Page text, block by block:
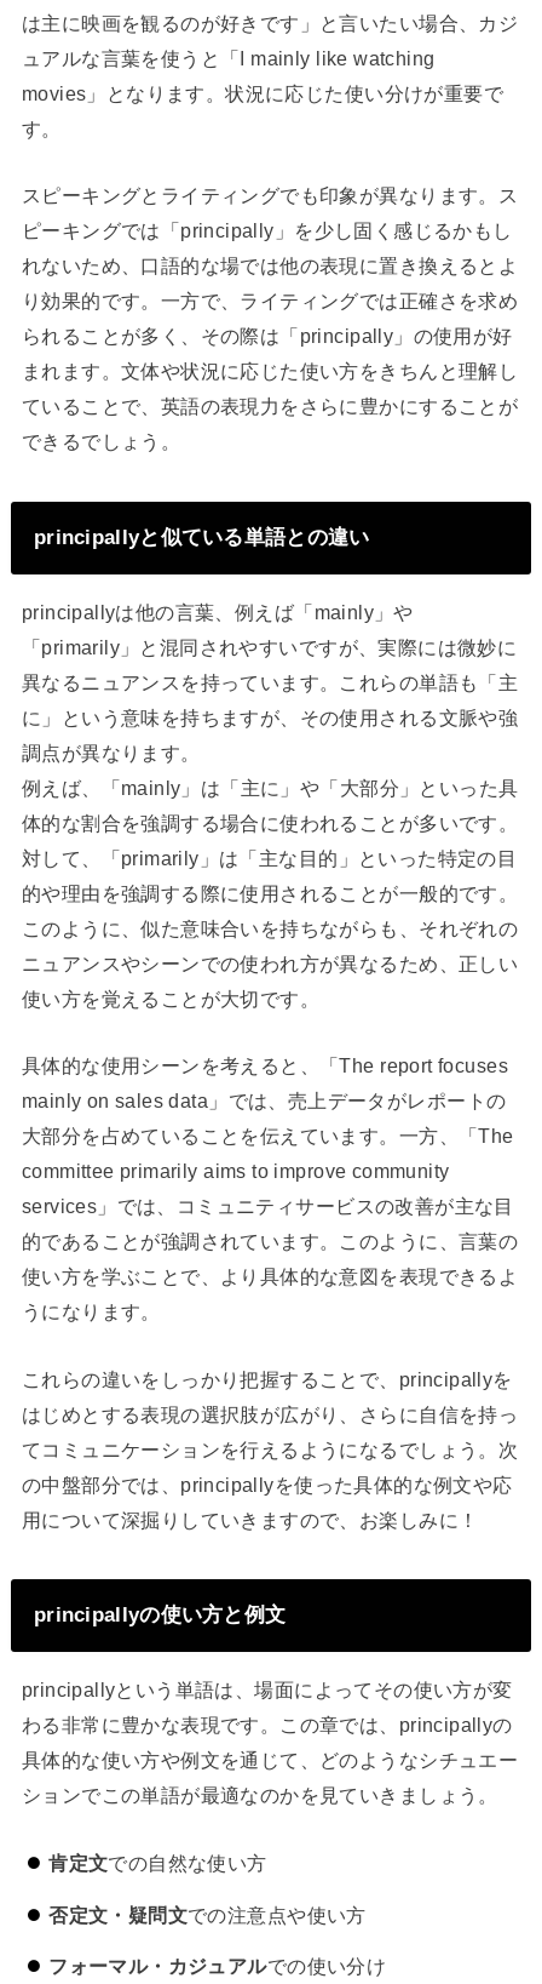
は主に映画を観るのが好きです」と言いたい場合、カジ
ュアルな言葉を使うと「I mainly like watching
movies」となります。状況に応じた使い分けが重要で
す。
スピーキングとライティングでも印象が異なります。ス
ピーキングでは「principally」を少し固く感じるかもし
れないため、口語的な場では他の表現に置き換えるとよ
り効果的です。一方で、ライティングでは正確さを求め
られることが多く、その際は「principally」の使用が好
まれます。文体や状況に応じた使い方をきちんと理解し
ていることで、英語の表現力をさらに豊かにすることが
できるでしょう。
principallyと似ている単語との違い
principallyは他の言葉、例えば「mainly」や
「primarily」と混同されやすいですが、実際には微妙に
異なるニュアンスを持っています。これらの単語も「主
に」という意味を持ちますが、その使用される文脈や強
調点が異なります。
例えば、「mainly」は「主に」や「大部分」といった具
体的な割合を強調する場合に使われることが多いです。
対して、「primarily」は「主な目的」といった特定の目
的や理由を強調する際に使用されることが一般的です。
このように、似た意味合いを持ちながらも、それぞれの
ニュアンスやシーンでの使われ方が異なるため、正しい
使い方を覚えることが大切です。
具体的な使用シーンを考えると、「The report focuses
mainly on sales data」では、売上データがレポートの
大部分を占めていることを伝えています。一方、「The
committee primarily aims to improve community
services」では、コミュニティサービスの改善が主な目
的であることが強調されています。このように、言葉の
使い方を学ぶことで、より具体的な意図を表現できるよ
うになります。
これらの違いをしっかり把握することで、principallyを
はじめとする表現の選択肢が広がり、さらに自信を持っ
てコミュニケーションを行えるようになるでしょう。次
の中盤部分では、principallyを使った具体的な例文や応
用について深掘りしていきますので、お楽しみに！
principallyの使い方と例文
principallyという単語は、場面によってその使い方が変
わる非常に豊かな表現です。この章では、principallyの
具体的な使い方や例文を通じて、どのようなシチュエー
ションでこの単語が最適なのかを見ていきましょう。
肯定文での自然な使い方
否定文・疑問文での注意点や使い方
フォーマル・カジュアルでの使い分け